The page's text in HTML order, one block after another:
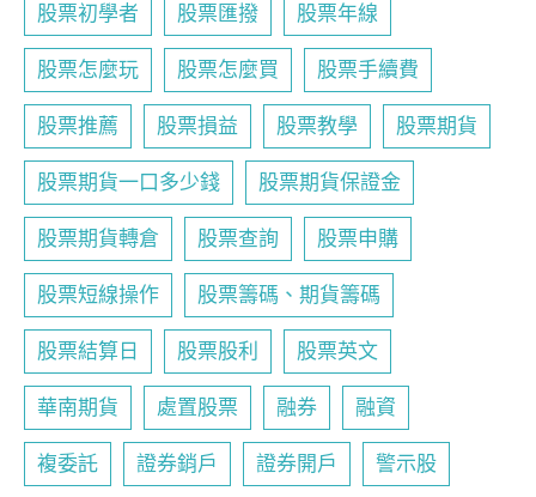
股票初學者 股票匯撥 股票年線
股票怎麼玩 股票怎麼買 股票手續費
股票推薦 股票損益 股票教學 股票期貨
股票期貨一口多少錢 股票期貨保證金
股票期貨轉倉 股票查詢 股票申購
股票短線操作 股票籌碼、期貨籌碼
股票結算日 股票股利 股票英文
華南期貨 處置股票 融券 融資
複委託 證券銷戶 證券開戶 警示股